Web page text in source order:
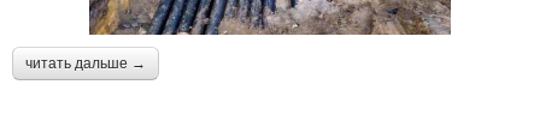
читать дальше →